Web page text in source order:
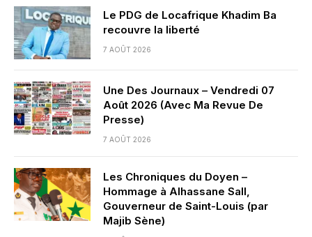
Le PDG de Locafrique Khadim Ba
recouvre la liberté
7 AOÛT 2026
Une Des Journaux – Vendredi 07
Août 2026 (Avec Ma Revue De
Presse)
7 AOÛT 2026
Les Chroniques du Doyen –
Hommage à Alhassane Sall,
Gouverneur de Saint-Louis (par
Majib Sène)